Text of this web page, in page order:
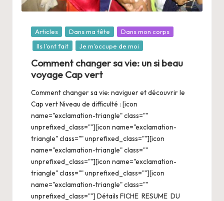
Posté
dans
Articles Dans ma tête
Dans mon corps
Ils l'ont fait
Je m'occupe de moi
Comment changer sa vie: un si beau
voyage Cap vert
Comment changer sa vie: naviguer et découvrir le
Cap vert Niveau de difficulté : [icon
name="exclamation-triangle" class=""
unprefixed_class=""][icon name="exclamation-
triangle" class="" unprefixed_class=""][icon
name="exclamation-triangle" class=""
unprefixed_class=""][icon name="exclamation-
triangle" class="" unprefixed_class=""][icon
name="exclamation-triangle" class=""
unprefixed_class=""] Détails FICHE RESUME DU